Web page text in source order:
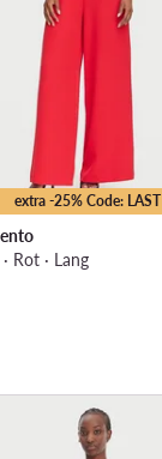
extra -25% Code: LAST
Rot · Lang